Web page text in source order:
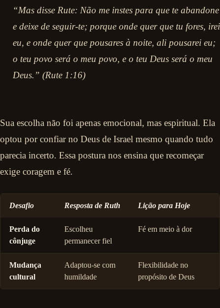
“Mas disse Rute: Não me instes para que te abandone
e deixe de seguir-te; porque onde quer que tu fores, irei
eu, e onde quer que pousares à noite, ali pousarei eu;
o teu povo será o meu povo, e o teu Deus será o meu
Deus.” (Rute 1:16)
Sua escolha não foi apenas emocional, mas espiritual. Ela
optou por confiar no Deus de Israel mesmo quando tudo
parecia incerto. Essa postura nos ensina que recomeçar
exige coragem e fé.
Desafio Resposta de Ruth Lição para Hoje
Perda do
cônjuge
Escolheu
permanecer fiel
Fé em meio à dor
Mudança
cultural
Adaptou-se com
humildade
Flexibilidade no
propósito de Deus